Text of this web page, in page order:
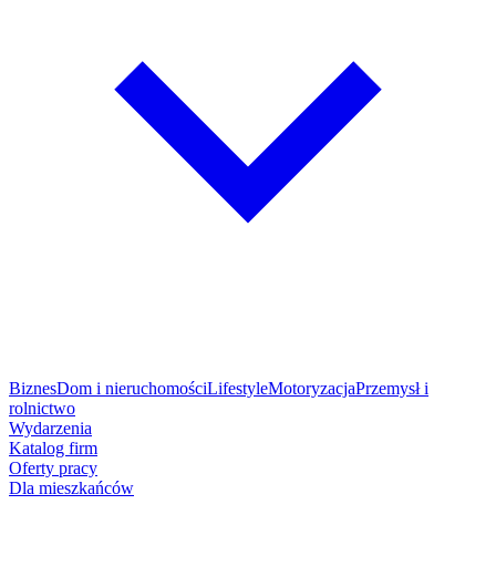
BiznesDom i nieruchomościLifestyleMotoryzacjaPrzemysł i
rolnictwo
Wydarzenia
Katalog firm
Oferty pracy
Dla mieszkańców